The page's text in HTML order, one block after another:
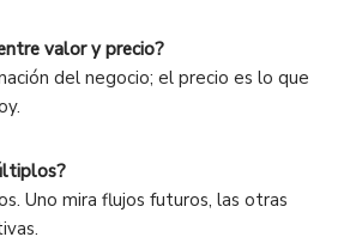
valor y precio?
del negocio; el precio es lo que
Uno mira flujos futuros, las otras